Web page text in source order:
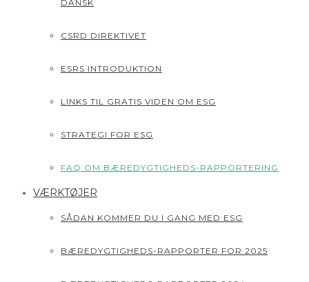
DANSK
CSRD DIREKTIVET
ESRS INTRODUKTION
LINKS TIL GRATIS VIDEN OM ESG
STRATEGI FOR ESG
FAQ OM BÆREDYGTIGHEDS-RAPPORTERING
VÆRKTØJER
SÅDAN KOMMER DU I GANG MED ESG
BÆREDYGTIGHEDS-RAPPORTER FOR 2025